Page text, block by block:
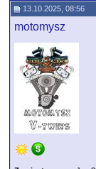
13.10.2025, 08:56
motomysz